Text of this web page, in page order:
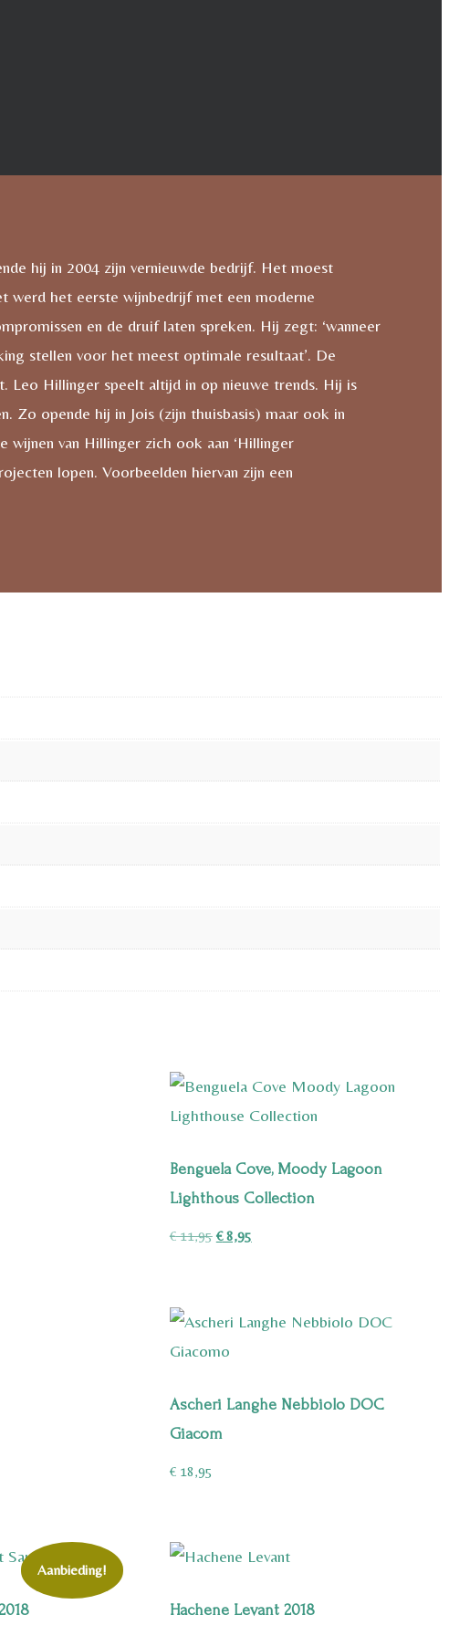
hij in 2004 zijn vernieuwde bedrijf. Het moest
werd het eerste wijnbedrijf met een moderne
en de druif laten spreken. Hij zegt: ‘wanneer
stellen voor het meest optimale resultaat’. De
Leo Hillinger speelt altijd in op nieuwe trends. Hij is
Zo opende hij in Jois (zijn thuisbasis) maar ook in
wijnen van Hillinger zich ook aan ‘Hillinger
lopen. Voorbeelden hiervan zijn een
Benguela Cove, Moody Lagoon
Lighthous Collection
€11,95 Oorspronkelijke
€ 11,95.
€8,95Huidige
€ 8,95.
Ascheri Langhe Nebbiolo DOC
Giacom
€18,95
Aanbieding!
Hachene Levant 2018